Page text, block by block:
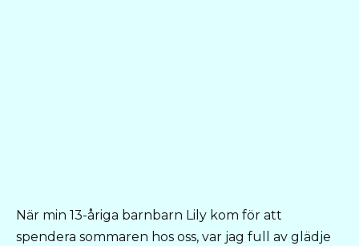
När min 13-åriga barnbarn Lily kom för att
spendera sommaren hos oss, var jag full av glädje